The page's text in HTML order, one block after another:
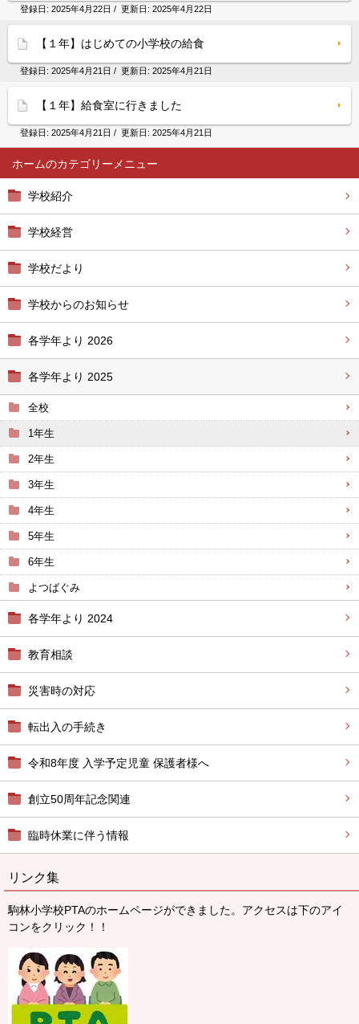
ホーム
学校紹介
学校経営
学校だより
学校からのお知らせ
各学年より 2026
各学年より 2025
全校
1年生
2年生
3年生
4年生
5年生
6年生
よつばぐみ
各学年より 2024
教育相談
災害時の対応
転出入の手続き
令和8年度 入学予定児童 保護者様へ
創立50周年記念関連
臨時休業に伴う情報
リンク集
駒林小学校PTAのホームページができました。アクセスは下のアイ
コンをクリック！！
登録日: 2025年4月22日 / 更新日: 2025年4月22日
【１年】はじめての小学校の給食
登録日: 2025年4月21日 / 更新日: 2025年4月21日
【１年】給食室に行きました
登録日: 2025年4月21日 / 更新日: 2025年4月21日